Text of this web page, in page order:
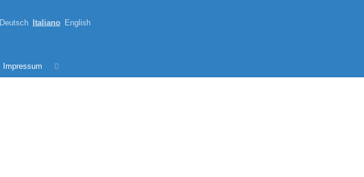
Deutsch Italiano English
Impressum